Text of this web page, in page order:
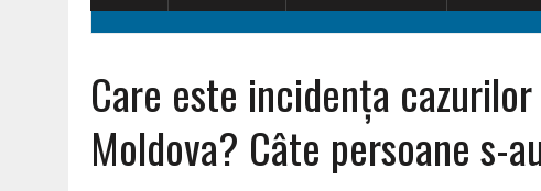
Care este incidența
Moldova? Câte persoane s-